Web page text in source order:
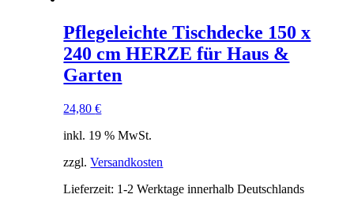
Pflegeleichte Tischdecke 150 x
240 cm HERZE für Haus &
Garten
24,80€
inkl. 19 % MwSt.
zzgl.Versandkosten
Lieferzeit: 1-2 Werktage innerhalb Deutschlands